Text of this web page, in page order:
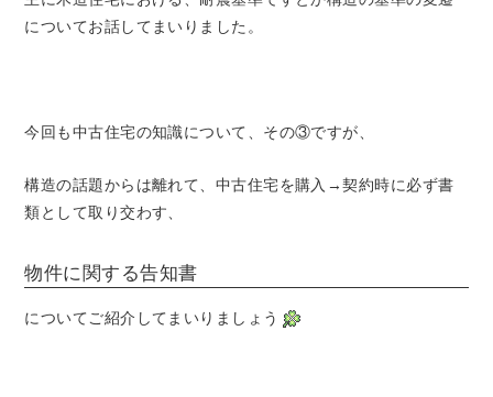
についてお話してまいりました。
今回も中古住宅の知識について、その③ですが、
構造の話題からは離れて、中古住宅を購入→契約時に必ず書
類として取り交わす、
物件に関する告知書
についてご紹介してまいりましょう